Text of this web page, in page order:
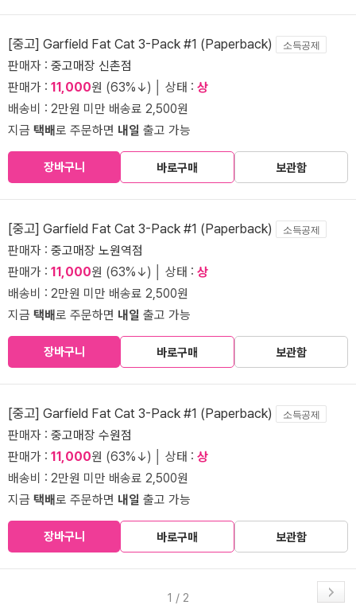
[중고] Garfield Fat Cat 3-Pack #1 (Paperback) 소득공제
판매자 : 중고매장 신촌점
판매가 : 11,000원 (63%↓) │ 상태 : 상
배송비 : 2만원 미만 배송료 2,500원
지금 택배로 주문하면 내일 출고 가능
장바구니 바로구매 보관함
[중고] Garfield Fat Cat 3-Pack #1 (Paperback) 소득공제
판매자 : 중고매장 노원역점
판매가 : 11,000원 (63%↓) │ 상태 : 상
배송비 : 2만원 미만 배송료 2,500원
지금 택배로 주문하면 내일 출고 가능
장바구니 바로구매 보관함
[중고] Garfield Fat Cat 3-Pack #1 (Paperback) 소득공제
판매자 : 중고매장 수원점
판매가 : 11,000원 (63%↓) │ 상태 : 상
배송비 : 2만원 미만 배송료 2,500원
지금 택배로 주문하면 내일 출고 가능
장바구니 바로구매 보관함
1 / 2